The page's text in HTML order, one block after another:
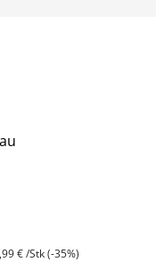
€ /Stk (-35%)